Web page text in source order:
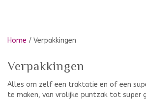
Home / Verpakkingen
Verpakkingen
Alles om zelf een traktatie en of een
te maken, van vrolijke puntzak tot super